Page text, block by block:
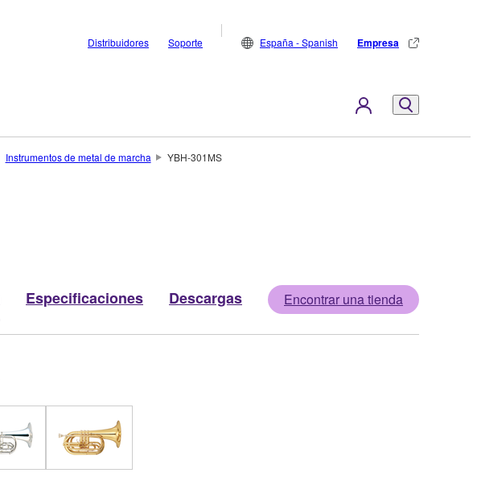
Distribuidores Soporte España - Spanish Empresa
Instrumentos de metal de marcha YBH-301MS
Especificaciones Descargas Encontrar una tienda